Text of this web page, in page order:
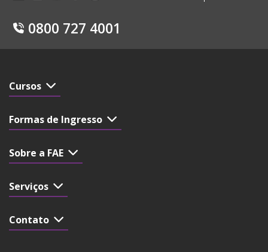
0800 727 4001
Cursos
Formas de Ingresso
Sobre a FAE
Serviços
Contato